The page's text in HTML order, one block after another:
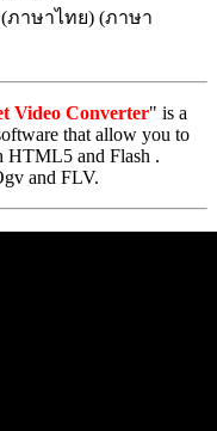
(ภาษาไทย) (ภาษา
Video Converter" is a
that allow you to
HTML5 and Flash .
and FLV.